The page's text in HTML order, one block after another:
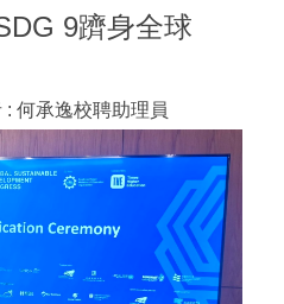
9躋身全球
: 何承逸校聘助理員